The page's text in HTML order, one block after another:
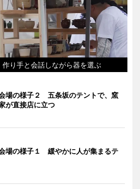
り手と会話しながら器を選ぶ
場の様子２ 五条坂のテントで、窯
が直接店に立つ
場の様子１ 緩やかに人が集まるテ